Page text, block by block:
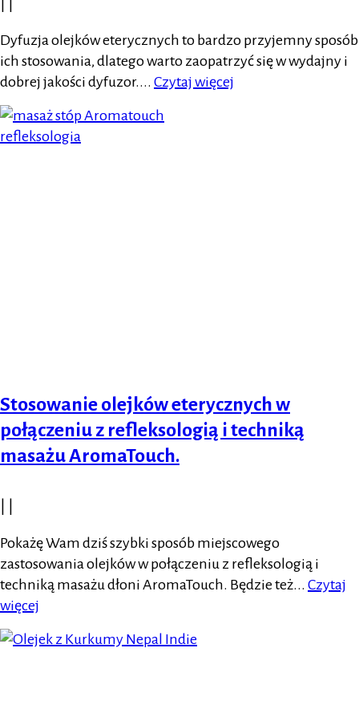
Dyfuzja olejków eterycznych to bardzo przyjemny sposób
ich stosowania, dlatego warto zaopatrzyć się w wydajny i
dobrej jakości dyfuzor.... Czytaj więcej
Stosowanie olejków eterycznych w
połączeniu z refleksologią i techniką
masażu AromaTouch.
Pokażę Wam dziś szybki sposób miejscowego
zastosowania olejków w połączeniu z refleksologią i
techniką masażu dłoni AromaTouch. Będzie też... Czytaj
więcej